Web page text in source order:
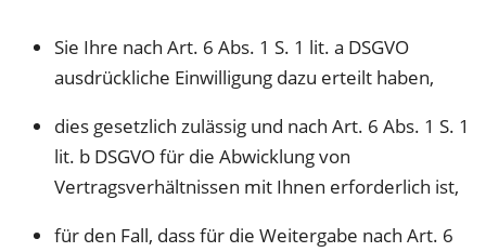
Sie Ihre nach Art. 6 Abs. 1 S. 1 lit. a DSGVO
ausdrückliche Einwilligung dazu erteilt haben,
dies gesetzlich zulässig und nach Art. 6 Abs. 1 S. 1
lit. b DSGVO für die Abwicklung von
Vertragsverhältnissen mit Ihnen erforderlich ist,
für den Fall, dass für die Weitergabe nach Art. 6